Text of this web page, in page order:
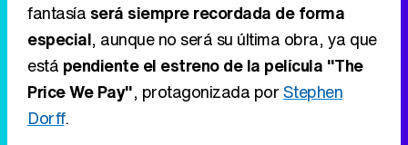
fantasía será siempre recordada de forma
especial, aunque no será su última obra, ya que
está pendiente el estreno de la película "The
Price We Pay", protagonizada porStephen
Dorff.